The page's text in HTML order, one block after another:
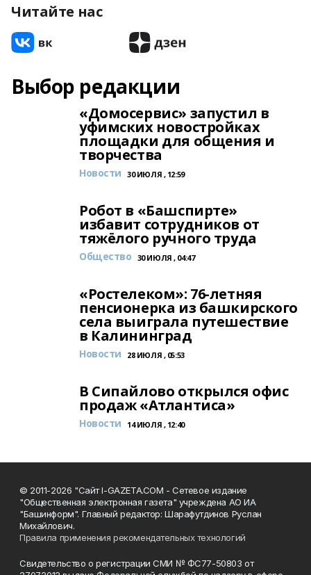
Читайте нас
Выбор редакции
«Домосервис» запустил в
уфимских новостройках
площадки для общения и
творчества
Новости 30 ИЮЛЯ , 12:59
Робот в «Башспирте»
избавит сотрудников от
тяжёлого ручного труда
Общество 30 ИЮЛЯ , 04:47
«Ростелеком»: 76-летняя
пенсионерка из башкирского
села выиграла путешествие
в Калининград
Новости 28 ИЮЛЯ , 05:53
В Сипайлово открылся офис
продаж «Атлантиса»
Новости 14 ИЮЛЯ , 12:40
© 2011-2026 "Сайт I-GAZETA.COM - Сетевое издание
"Общественная электронная газета" учреждена АО ИА
"Башинформ". Главный редактор: Шарафутдинов Руслан
Михайлович.
Правила применения рекомендательных технологий
Свидетельство о регистрации СМИ № ФС77-50803 от